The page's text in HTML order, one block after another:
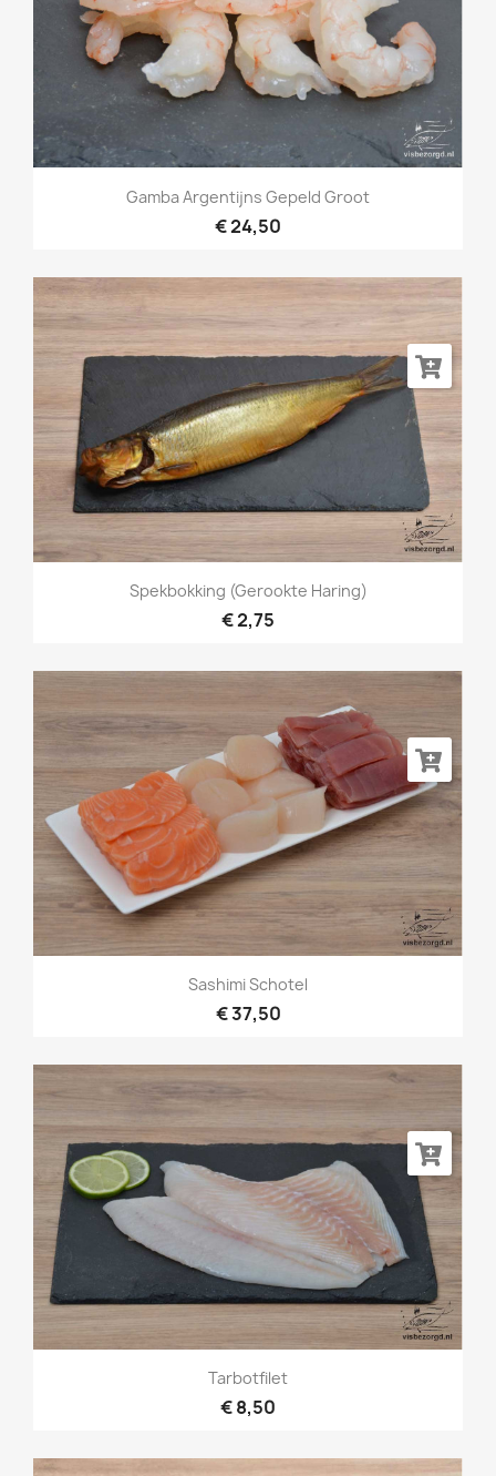
Gamba Argentijns Gepeld Groot
€ 24,50
Spekbokking (gerookte Haring)
€ 2,75
Sashimi Schotel
€ 37,50
Tarbotfilet
€ 8,50